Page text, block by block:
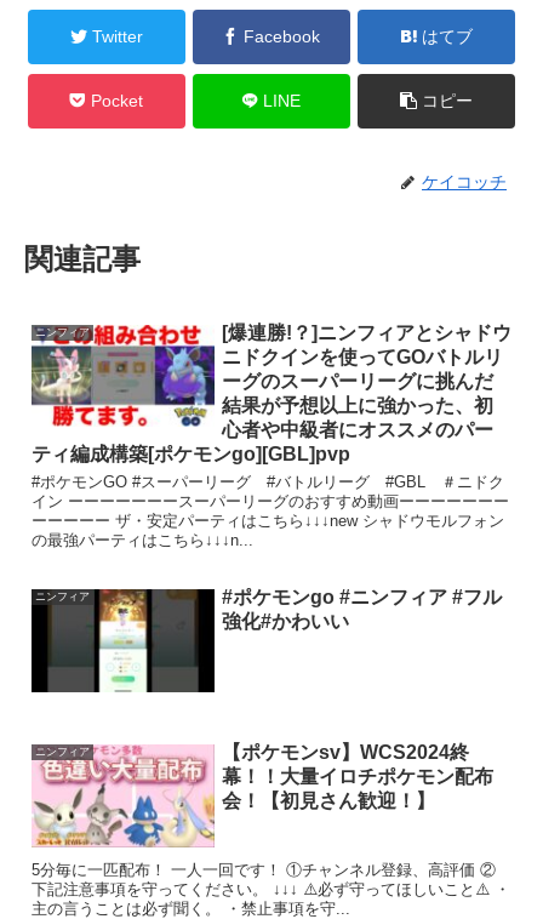
Twitter Facebook はてブ
Pocket LINE コピー
ケイコッチ
関連記事
ニンフィア
[爆連勝!？]ニンフィアとシャドウ
ニドクインを使ってGOバトルリ
ーグのスーパーリーグに挑んだ
結果が予想以上に強かった、初
心者や中級者にオススメのパー
ティ編成構築[ポケモンgo][GBL]pvp
#ポケモンGO #スーパーリーグ #バトルリーグ #GBL ＃ニドク
イン ーーーーーーースーパーリーグのおすすめ動画ーーーーーーー
ーーーーー ザ・安定パーティはこちら↓↓↓new シャドウモルフォン
の最強パーティはこちら↓↓↓n...
ニンフィア
#ポケモンgo #ニンフィア #フル
強化#かわいい
ニンフィア
【ポケモンsv】WCS2024終
幕！！大量イロチポケモン配布
会！【初見さん歓迎！】
5分毎に一匹配布！ 一人一回です！ ①チャンネル登録、高評価 ②
下記注意事項を守ってください。 ↓↓↓ ⚠️必ず守ってほしいこと⚠️ ・
主の言うことは必ず聞く。 ・禁止事項を守...